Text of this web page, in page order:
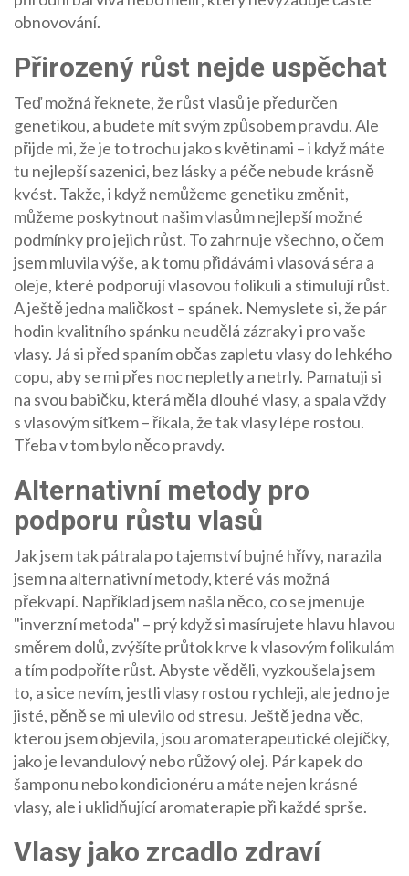
obnovování.
Přirozený růst nejde uspěchat
Teď možná řeknete, že růst vlasů je předurčen
genetikou, a budete mít svým způsobem pravdu. Ale
přijde mi, že je to trochu jako s květinami – i když máte
tu nejlepší sazenici, bez lásky a péče nebude krásně
kvést. Takže, i když nemůžeme genetiku změnit,
můžeme poskytnout našim vlasům nejlepší možné
podmínky pro jejich růst. To zahrnuje všechno, o čem
jsem mluvila výše, a k tomu přidávám i vlasová séra a
oleje, které podporují vlasovou folikuli a stimulují růst.
A ještě jedna maličkost – spánek. Nemyslete si, že pár
hodin kvalitního spánku neudělá zázraky i pro vaše
vlasy. Já si před spaním občas zapletu vlasy do lehkého
copu, aby se mi přes noc nepletly a netrly. Pamatuji si
na svou babičku, která měla dlouhé vlasy, a spala vždy
s vlasovým síťkem – říkala, že tak vlasy lépe rostou.
Třeba v tom bylo něco pravdy.
Alternativní metody pro
podporu růstu vlasů
Jak jsem tak pátrala po tajemství bujné hřívy, narazila
jsem na alternativní metody, které vás možná
překvapí. Například jsem našla něco, co se jmenuje
"inverzní metoda" – prý když si masírujete hlavu hlavou
směrem dolů, zvýšíte průtok krve k vlasovým folikulám
a tím podpoříte růst. Abyste věděli, vyzkoušela jsem
to, a sice nevím, jestli vlasy rostou rychleji, ale jedno je
jisté, pěně se mi ulevilo od stresu. Ještě jedna věc,
kterou jsem objevila, jsou aromaterapeutické olejíčky,
jako je levandulový nebo růžový olej. Pár kapek do
šamponu nebo kondicionéru a máte nejen krásné
vlasy, ale i uklidňující aromaterapie při každé sprše.
Vlasy jako zrcadlo zdraví